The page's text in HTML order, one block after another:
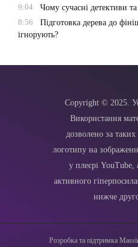
9:04
Чому сучасні детективи
8:56
Підготовка дерева до
ігнорують?
Copyright © 2025.
Використання
дозволено за
логотипу на
у плеєрі YouTube,
активного
нижче
Розробка та підтримка